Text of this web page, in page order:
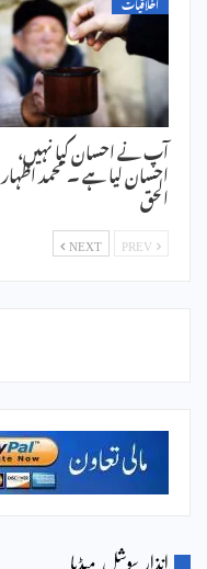
آپ نے احسان کیا نہیں،
احسان لیا ہے ۔ محمد اظہار
الحق
NEXT
انذار سوشل میڈیا